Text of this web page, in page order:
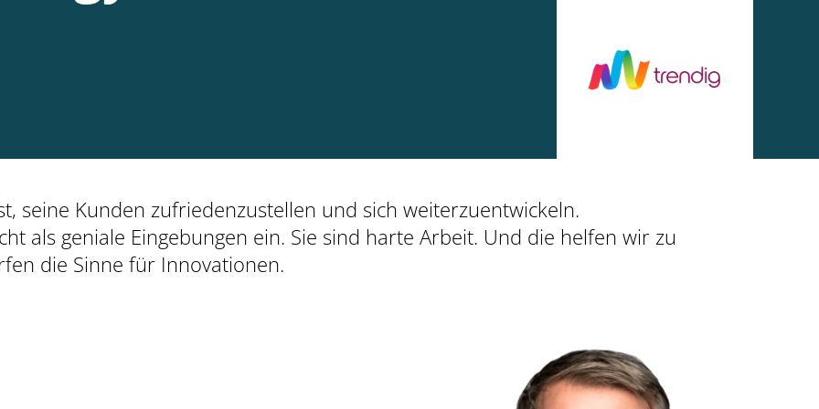
seine Kunden zufriedenzustellen und sich weiterzuentwickeln.
als geniale Eingebungen ein. Sie sind harte Arbeit. Und die helfen wir zu
die Sinne für Innovationen.